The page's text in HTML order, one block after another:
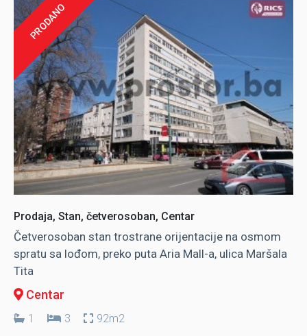
PRODANO
Prodaja, Stan, četverosoban, Centar
Četverosoban stan trostrane orijentacije na osmom
spratu sa lođom, preko puta Aria Mall-a, ulica Maršala
Tita
Centar
1 3 92m2